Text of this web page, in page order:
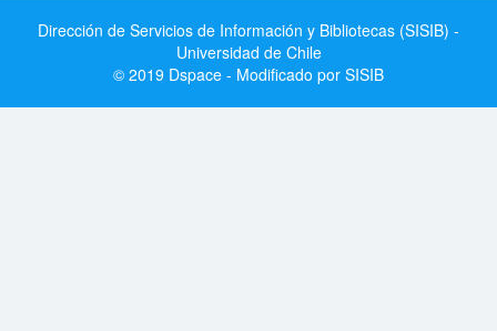
Dirección de Servicios de Información y Bibliotecas (SISIB) -
Universidad de Chile
© 2019 Dspace - Modificado por SISIB